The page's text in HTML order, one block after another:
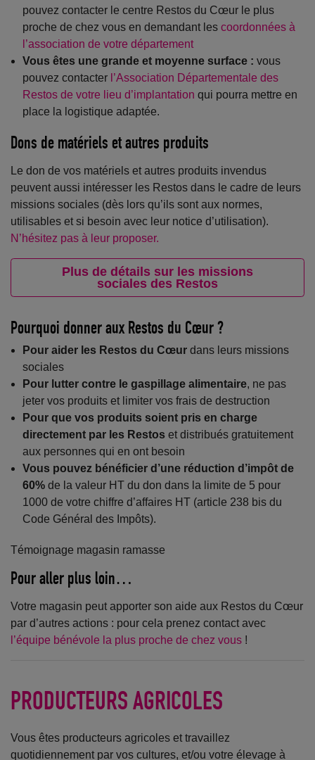
pouvez contacter le centre Restos du Cœur le plus
proche de chez vous en demandant lescoordonnées à
l’association de votre département
Vous êtes une grande et moyenne surface :vous
pouvez contacter l’Association Départementale des
Restos de votre lieu d’implantation qui pourra mettre en
place la logistique adaptée.
Dons de matériels et autres produits
Le don de vos matériels et autres produits invendus
peuvent aussi intéresser les Restos dans le cadre de leurs
missions sociales (dès lors qu’ils sont aux normes,
utilisables et si besoin avec leur notice d’utilisation).
N’hésitez pas à leur proposer.
Plus de détails sur les missions
sociales des Restos
Pourquoi donner aux Restos du Cœur ?
Pour aider les Restos du Cœur dans leurs missions
sociales
Pour lutter contre le gaspillage alimentaire, ne pas
jeter vos produits et limiter vos frais de destruction
Pour que vos produits soient pris en charge
directement par les Restos et distribués gratuitement
aux personnes qui en ont besoin
Vous pouvez bénéficier d’une réduction d’impôt de
60% de la valeur HT du don dans la limite de 5 pour
1000 de votre chiffre d’affaires HT (article 238 bis du
Code Général des Impôts).
Témoignage magasin ramasse
Pour aller plus loin…
Votre magasin peut apporter son aide aux Restos du Cœur
par d’autres actions : pour cela prenez contact avec
l’équipe bénévole la plus proche de chez vous!
PRODUCTEURS AGRICOLES
Vous êtes producteurs agricoles et travaillez
quotidiennement par vos cultures, et/ou votre élevage à